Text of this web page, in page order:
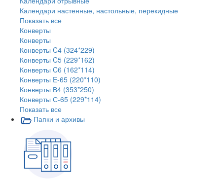
Календари настенные, настольные, перекидные
Показать все
Конверты
Конверты
Конверты C4 (324*229)
Конверты C5 (229*162)
Конверты C6 (162*114)
Конверты E-65 (220*110)
Конверты В4 (353*250)
Конверты С-65 (229*114)
Показать все
Папки и архивы